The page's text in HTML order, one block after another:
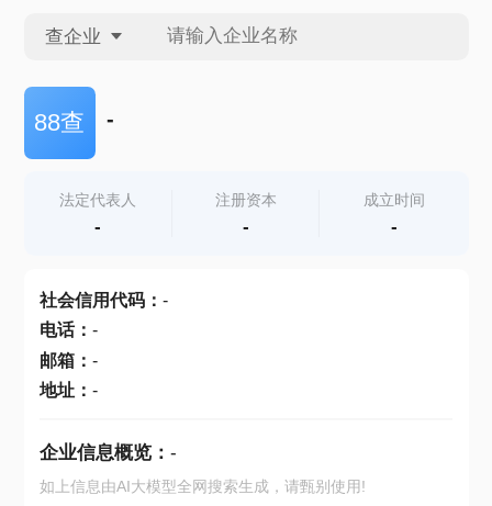
查企业
查企业
查产地
88查 -
法定代表人
-
注册资本
-
成立时间
-
社会信用代码： -
电话： -
邮箱： -
地址： -
企业信息概览： -
如上信息由AI大模型全网搜索生成，请甄别使用!